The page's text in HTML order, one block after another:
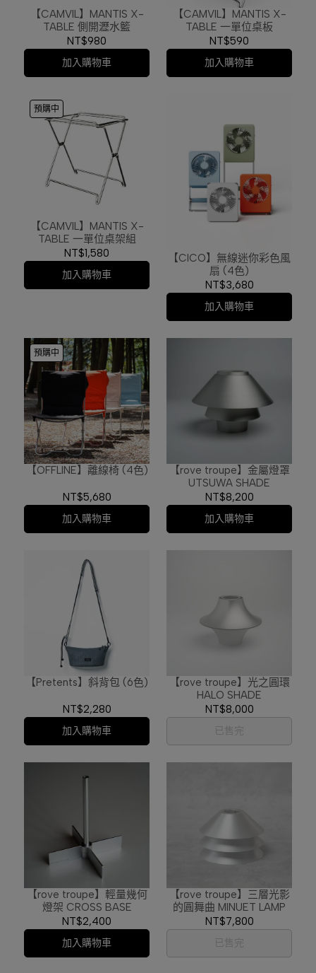
【CAMVIL】MANTIS X-
TABLE 側開瀝水籃
NT$980
加入購物車
【CAMVIL】MANTIS X-
TABLE 一單位桌板
NT$590
加入購物車
預購中
【CAMVIL】MANTIS X-
TABLE 一單位桌架組
NT$1,580
加入購物車
【CICO】無線迷你彩色風
扇 (4色)
NT$3,680
加入購物車
預購中
【OFFLINE】離線椅 (4色)
NT$5,680
加入購物車
【rove troupe】金屬燈罩
UTSUWA SHADE
NT$8,200
加入購物車
【Pretents】斜背包 (6色)
NT$2,280
加入購物車
【rove troupe】光之圓環
HALO SHADE
NT$8,000
已售完
【rove troupe】輕量幾何
燈架 CROSS BASE
NT$2,400
加入購物車
【rove troupe】三層光影
的圓舞曲 MINUET LAMP
NT$7,800
已售完